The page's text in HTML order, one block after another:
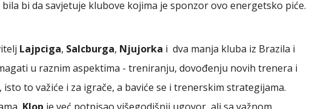
bi da savjetuje klubove kojima je sponzor ovo energetsko piće.
Lajpciga, Salcburga, Njujorka i dva manja kluba iz Brazila i
u raznim aspektima - treniranju, dovođenju novih trenera i
to važiće i za igrače, a baviće se i trenerskim strategijama.